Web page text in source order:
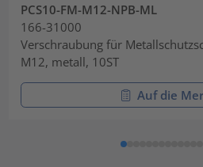
PCS10-FM-M12-NPB-ML
166-31000
Verschraubung für
M12, metall, 10ST
Auf die